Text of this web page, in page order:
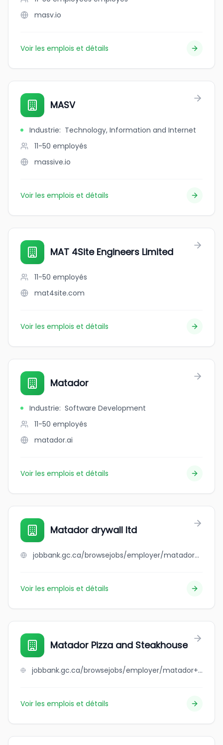
masv.io
Voir les emplois et détails
MASV
Industrie: Technology, Information and Internet
11-50 employés
massive.io
Voir les emplois et détails
MAT 4Site Engineers Limited
11-50 employés
mat4site.com
Voir les emplois et détails
Matador
Industrie: Software Development
11-50 employés
matador.ai
Voir les emplois et détails
Matador drywall ltd
jobbank.gc.ca/browsejobs/employer/matador+drywall+ltd/ca
Voir les emplois et détails
Matador Pizza and Steakhouse
jobbank.gc.ca/browsejobs/employer/matador+pizza+and+steakhouse/ca
Voir les emplois et détails